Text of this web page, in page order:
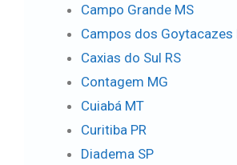
Campo Grande MS
Campos dos Goytacazes
Caxias do Sul RS
Contagem MG
Cuiabá MT
Curitiba PR
Diadema SP